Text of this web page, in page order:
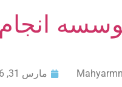
انجام
مارس 31, 2026